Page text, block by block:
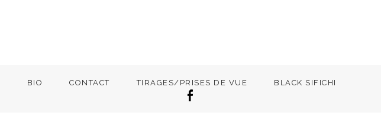
BIO CONTACT TIRAGES/PRISES DE VUE BLACK SIFICHI